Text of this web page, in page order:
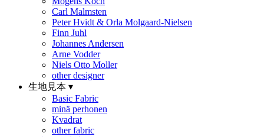
Carl Malmsten
Peter Hvidt & Orla Molgaard-Nielsen
Finn Juhl
Johannes Andersen
Arne Vodder
Niels Otto Moller
other designer
生地見本 ▾
Basic Fabric
minä perhonen
Kvadrat
other fabric